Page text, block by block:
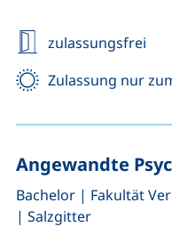
zulassungsfrei
Zulassung nur
Angewandte
Bachelor, | Fakultät
| Salzgitter